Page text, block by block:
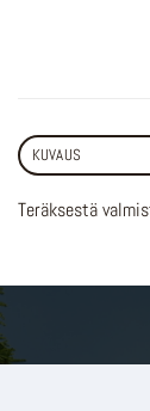
KUVAUS
Teräksestä